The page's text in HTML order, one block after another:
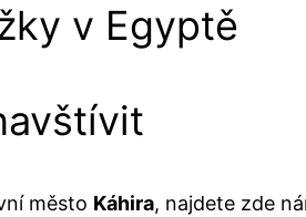
v Egyptě
město Káhira, najdete zde